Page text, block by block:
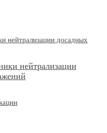
нейтрализации